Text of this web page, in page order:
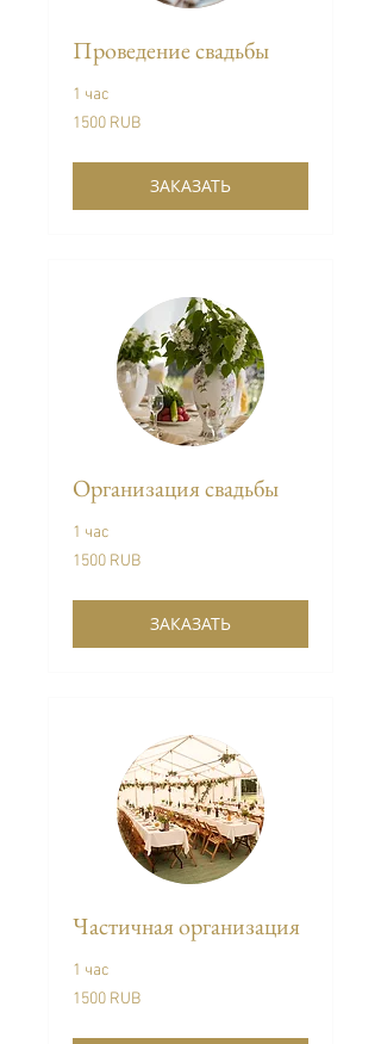
Проведение свадьбы
1 час
1500
Venemaa
1500 RUB
ЗАКАЗАТЬ
Организация свадьбы
1 час
1500
Venemaa
1500 RUB
ЗАКАЗАТЬ
Частичная организация
1 час
1500
Venemaa
1500 RUB